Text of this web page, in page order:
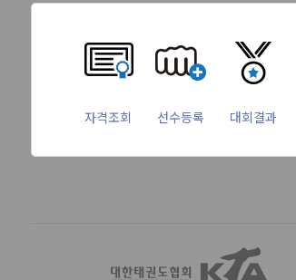
자격조회 선수등록 대회결과